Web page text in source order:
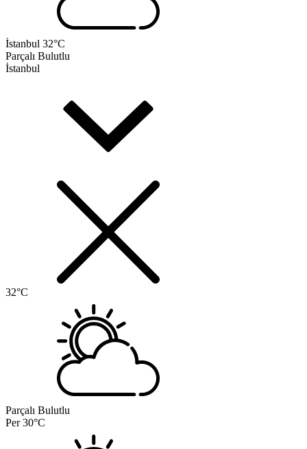
İstanbul 32°C
Parçalı Bulutlu
İstanbul
32°C
Parçalı Bulutlu
Per 30°C